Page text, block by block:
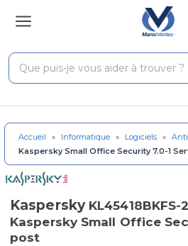
Accueil » Informatique » Logiciels »
Kaspersky Small Office Security 7.0-1
Kaspersky KL45418BKFS-
Kaspersky Small Office
post